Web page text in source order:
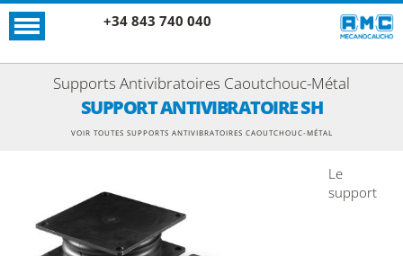
+34 843 740 040
Supports Antivibratoires Caoutchouc-Métal
SUPPORT ANTIVIBRATOIRE SH
VOIR TOUTES SUPPORTS ANTIVIBRATOIRES CAOUTCHOUC-MÉTAL
Le
support